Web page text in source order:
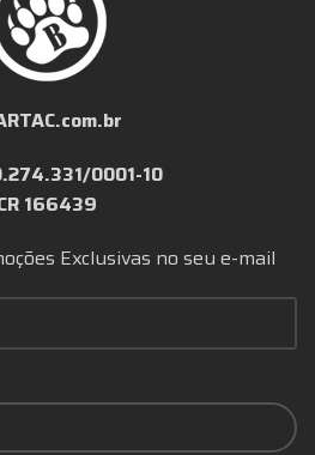
0001-10
166439
Exclusivas no seu e-mail